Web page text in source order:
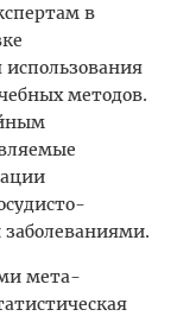
в
методов.
мета-